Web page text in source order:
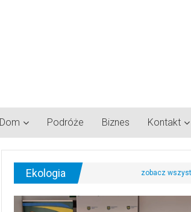
Dom Podróże Biznes Kontakt
Ekologia